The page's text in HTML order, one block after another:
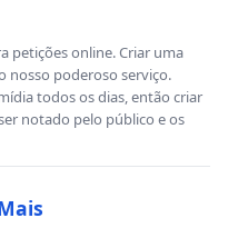
petições online. Criar uma
nosso poderoso serviço.
todos os dias, então criar
notado pelo público e os